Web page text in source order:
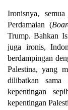
Ironisnya,
Perdamaian (
Trump. Bahkan
juga ironis,
berdampingan
Palestina, yang
dilibatkan
kepentingan
kepentingan